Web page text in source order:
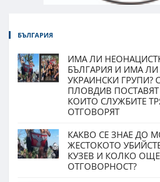
БЪЛГАРИЯ
ИМА ЛИ
БЪЛГАРИЯ И ИМА ЛИ
УКРАИНСКИ ГРУПИ?
ПЛОВДИВ
КОИТО СЛУЖБИТЕ
ОТГОВОРЯТ
КАКВО СЕ ЗНАЕ ДО
ЖЕСТОКОТО
КУЗЕВ И КОЛКО
ОТГОВОРНОСТ?